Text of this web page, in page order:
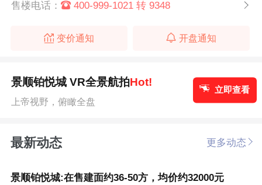
售楼电话：
400-999-1021 转 9348
变价通知 开盘通知
景顺铂悦城 VR全景航拍Hot!
上帝视野，俯瞰全盘
立即查看
最新动态 更多动态
景顺铂悦城:在售建面约36-50方，均价约32000元